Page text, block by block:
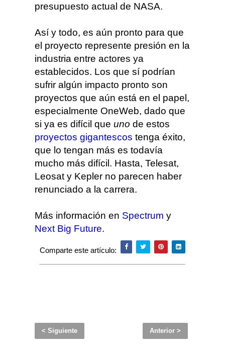
presupuesto actual de NASA.
Así y todo, es aún pronto para que
el proyecto represente presión en la
industria entre actores ya
establecidos. Los que sí podrían
sufrir algún impacto pronto son
proyectos que aún está en el papel,
especialmente OneWeb, dado que
si ya es difícil queuno de estos
proyectos gigantescos tenga éxito,
que lo tengan más es todavía
mucho más difícil. Hasta, Telesat,
Leosat y Kepler no parecen haber
renunciado a la carrera.
Más información en Spectrum y
Next Big Future.
Comparte este artículo:
< Siguiente Anterior >